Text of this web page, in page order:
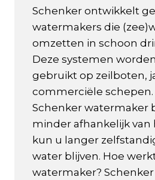
Schenker ontwikkelt
watermakers die
omzetten in schoon
Deze systemen
gebruikt op zeilboten,
commerciële schepen.
Schenker watermaker
minder afhankelijk van
kun u langer
water blijven. Hoe
watermaker? Schenker